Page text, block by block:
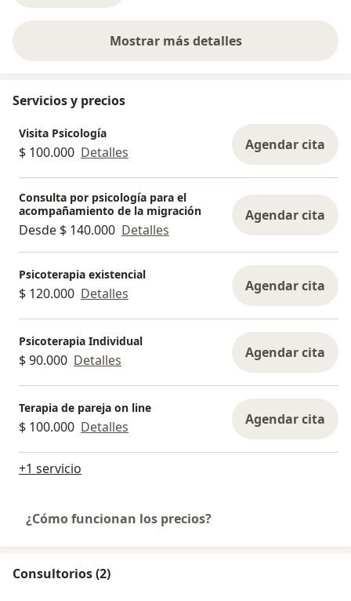
Mostrar más detalles
sobre la experiencia
Servicios y precios
Visita Psicología
$ 100.000 Detalles Agendar cita
Consulta por psicología para el
acompañamiento de la migración
Desde $ 140.000 Detalles
Agendar cita
Psicoterapia existencial
$ 120.000 Detalles Agendar cita
Psicoterapia Individual
$ 90.000 Detalles Agendar cita
Terapia de pareja on line
$ 100.000 Detalles Agendar cita
+1 servicio
¿Cómo funcionan los precios?
Consultorios (2)